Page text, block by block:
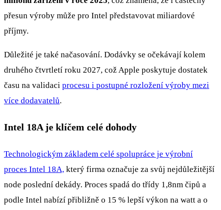
přesun výroby může pro Intel představovat miliardové
příjmy.
Důležité je také načasování. Dodávky se očekávají kolem
druhého čtvrtletí roku 2027, což Apple poskytuje dostatek
času na validaci procesu i postupné rozložení výroby mezi
více dodavatelů.
Intel 18A je klíčem celé dohody
Technologickým základem celé spolupráce je výrobní
proces Intel 18A, který firma označuje za svůj nejdůležitější
node poslední dekády. Proces spadá do třídy 1,8nm čipů a
podle Intel nabízí přibližně o 15 % lepší výkon na watt a o